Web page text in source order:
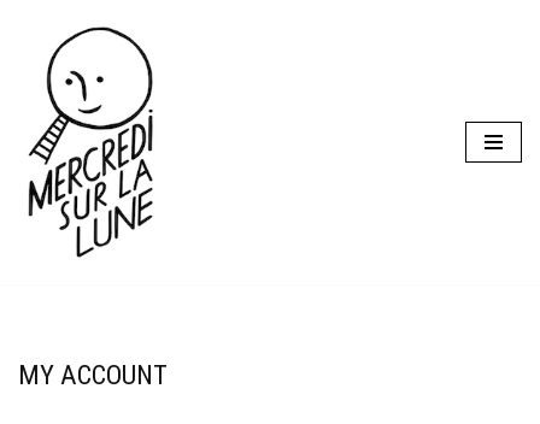
Aller
contenu
MY ACCOUNT